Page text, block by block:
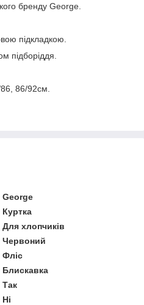
бренду George.
підкладкою.
підборіддя.
86, 86/92см.
George
Куртка
Для хлопчиків
Червоний
Фліс
Блискавка
Так
Ні